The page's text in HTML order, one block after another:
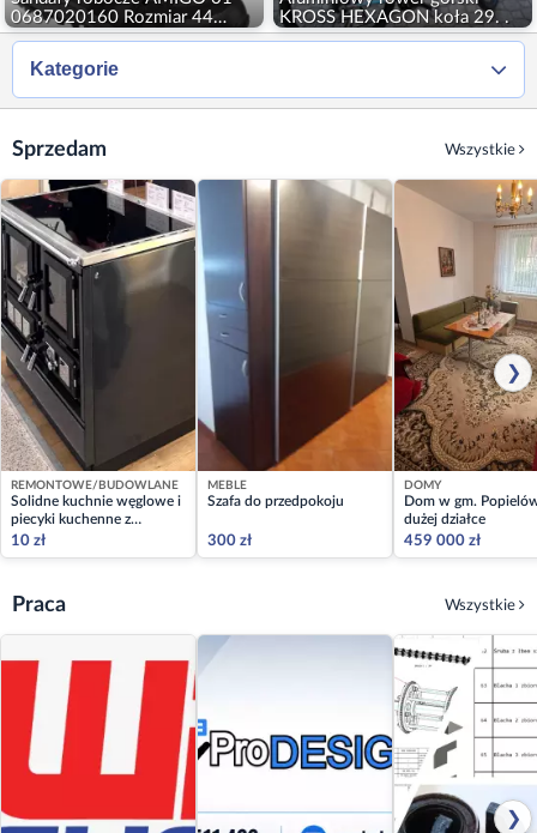
0687020160 Rozmiar 44
170PLN
KROSS HEXAGON koła 29. .
Kategorie
Sprzedam Wszystkie
REMONTOWE/BUDOWLANE
Solidne kuchnie węglowe i
piecyki kuchenne z
szamotowym paleniskiem.
10 zł
MEBLE
Szafa do przedpokoju
300 zł
DOMY
Dom w gm.
dużej działce
459 000 zł
❯
Praca Wszystkie
❯